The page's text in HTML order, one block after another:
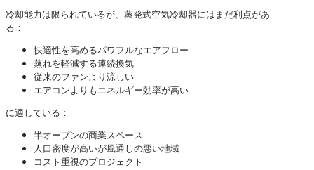
冷却能力は限られているが、蒸発式空気冷却器にはまだ利点があ
る：
快適性を高めるパワフルなエアフロー
蒸れを軽減する連続換気
従来のファンより涼しい
エアコンよりもエネルギー効率が高い
に適している：
半オープンの商業スペース
人口密度が高いが風通しの悪い地域
コスト重視のプロジェクト